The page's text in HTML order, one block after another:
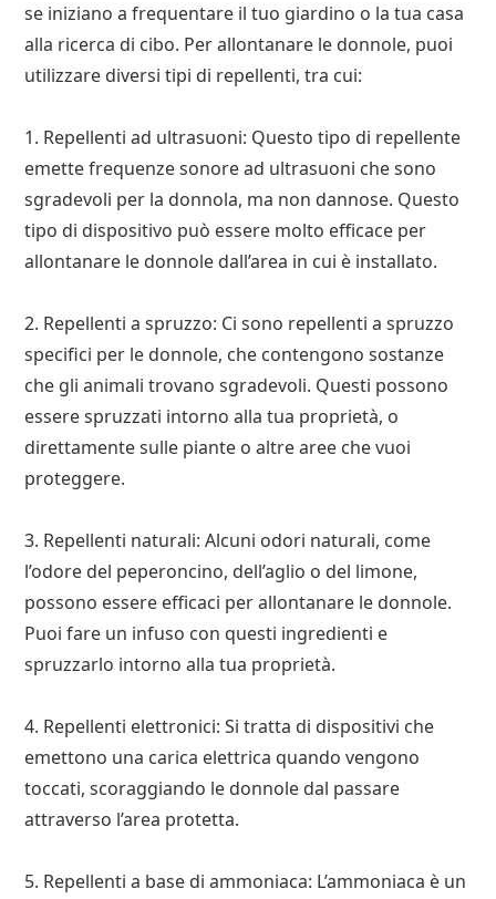
se iniziano a frequentare il tuo giardino o la tua casa
alla ricerca di cibo. Per allontanare le donnole, puoi
utilizzare diversi tipi di repellenti, tra cui:
1. Repellenti ad ultrasuoni: Questo tipo di repellente
emette frequenze sonore ad ultrasuoni che sono
sgradevoli per la donnola, ma non dannose. Questo
tipo di dispositivo può essere molto efficace per
allontanare le donnole dall’area in cui è installato.
2. Repellenti a spruzzo: Ci sono repellenti a spruzzo
specifici per le donnole, che contengono sostanze
che gli animali trovano sgradevoli. Questi possono
essere spruzzati intorno alla tua proprietà, o
direttamente sulle piante o altre aree che vuoi
proteggere.
3. Repellenti naturali: Alcuni odori naturali, come
l’odore del peperoncino, dell’aglio o del limone,
possono essere efficaci per allontanare le donnole.
Puoi fare un infuso con questi ingredienti e
spruzzarlo intorno alla tua proprietà.
4. Repellenti elettronici: Si tratta di dispositivi che
emettono una carica elettrica quando vengono
toccati, scoraggiando le donnole dal passare
attraverso l’area protetta.
5. Repellenti a base di ammoniaca: L’ammoniaca è un